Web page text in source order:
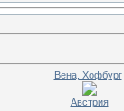
Вена, Хофбург
Австрия